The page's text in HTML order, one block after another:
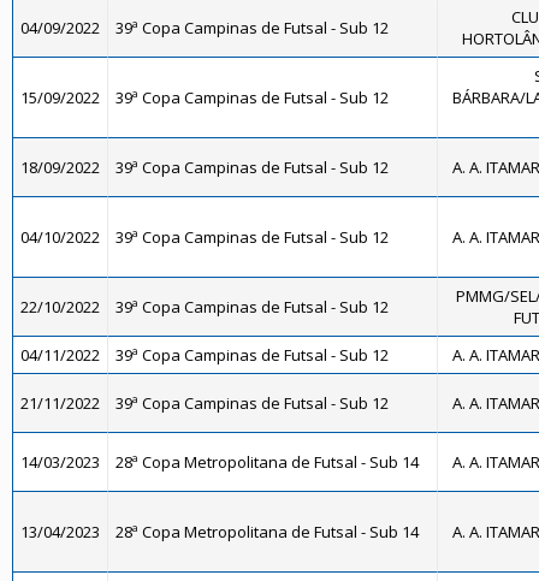
04/09/2022 39ª Copa Campinas de Futsal - Sub 12
15/09/2022 39ª Copa Campinas de Futsal - Sub 12
BÁRBARA/
18/09/2022 39ª Copa Campinas de Futsal - Sub 12 A. A.
04/10/2022 39ª Copa Campinas de Futsal - Sub 12 A. A.
22/10/2022 39ª Copa Campinas de Futsal - Sub 12
PMMG/
04/11/2022
39ª Copa Campinas de Futsal - Sub 12 A. A.
21/11/2022 39ª Copa Campinas de Futsal - Sub 12 A. A.
14/03/2023 28ª Copa Metropolitana de Futsal - Sub 14 A. A.
13/04/2023 28ª Copa Metropolitana de Futsal - Sub 14 A. A.